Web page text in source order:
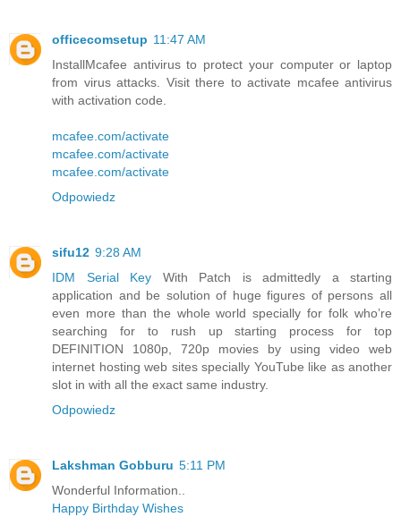
officecomsetup 11:47 AM
InstallMcafee antivirus to protect your computer or laptop
from virus attacks. Visit there to activate mcafee antivirus
with activation code.
mcafee.com/activate
mcafee.com/activate
mcafee.com/activate
Odpowiedz
sifu12 9:28 AM
IDM Serial Key With Patch is admittedly a starting
application and be solution of huge figures of persons all
even more than the whole world specially for folk who’re
searching for to rush up starting process for top
DEFINITION 1080p, 720p movies by using video web
internet hosting web sites specially YouTube like as another
slot in with all the exact same industry.
Odpowiedz
Lakshman Gobburu 5:11 PM
Wonderful Information..
Happy Birthday Wishes